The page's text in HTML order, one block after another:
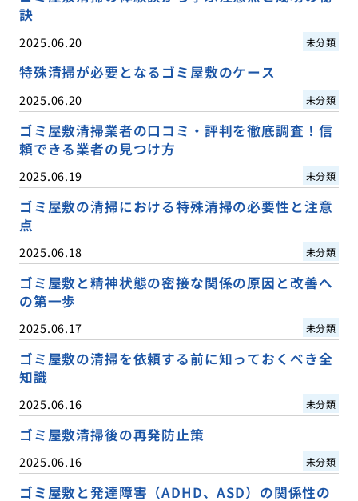
訣
2025.06.20 未分類
特殊清掃が必要となるゴミ屋敷のケース
2025.06.20 未分類
ゴミ屋敷清掃業者の口コミ・評判を徹底調査！信
頼できる業者の見つけ方
2025.06.19 未分類
ゴミ屋敷の清掃における特殊清掃の必要性と注意
点
2025.06.18 未分類
ゴミ屋敷と精神状態の密接な関係の原因と改善へ
の第一歩
2025.06.17 未分類
ゴミ屋敷の清掃を依頼する前に知っておくべき全
知識
2025.06.16 未分類
ゴミ屋敷清掃後の再発防止策
2025.06.16 未分類
ゴミ屋敷と発達障害（ADHD、ASD）の関係性の